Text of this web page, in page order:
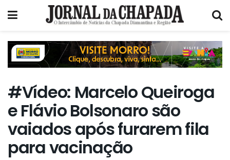
#Vídeo: Marcelo Queiroga
e Flávio Bolsonaro são
vaiados após furarem fila
para vacinação